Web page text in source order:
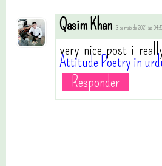
Qasim Khan 3 de maio de 2021 às
very nice post i
Attitude Poetry in
Responder